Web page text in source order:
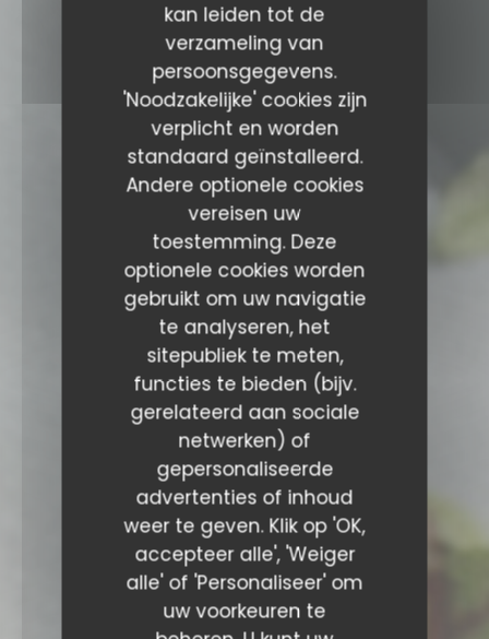
kan leiden tot de
verzameling van
persoonsgegevens.
'Noodzakelijke' cookies zijn
verplicht en worden
standaard geïnstalleerd.
Andere optionele cookies
vereisen uw
toestemming. Deze
optionele cookies worden
gebruikt om uw navigatie
te analyseren, het
sitepubliek te meten,
functies te bieden (bijv.
gerelateerd aan sociale
netwerken) of
gepersonaliseerde
advertenties of inhoud
weer te geven. Klik op 'OK,
accepteer alle', 'Weiger
alle' of 'Personaliseer' om
uw voorkeuren te